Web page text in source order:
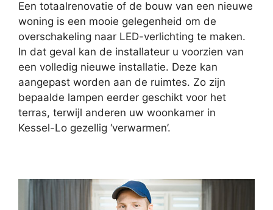
Een totaalrenovatie of de bouw van een nieuwe
woning is een mooie gelegenheid om de
overschakeling naar LED-verlichting te maken.
In dat geval kan de installateur u voorzien van
een volledig nieuwe installatie. Deze kan
aangepast worden aan de ruimtes. Zo zijn
bepaalde lampen eerder geschikt voor het
terras, terwijl anderen uw woonkamer in
Kessel-Lo gezellig ‘verwarmen’.